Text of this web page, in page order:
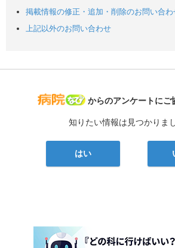
掲載情報の修正・追加・削除のお問い合わ
上記以外のお問い合わせ
病院なび
からのアンケートにご
知りたい情報は見つかりま
はい